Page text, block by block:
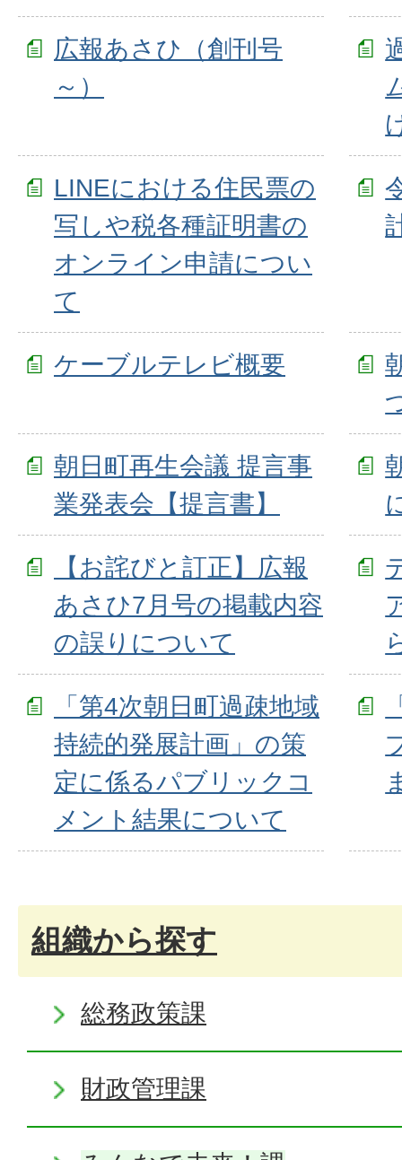
広報あさひ（創刊号
～）
LINEにおける住民票の
写しや税各種証明書の
オンライン申請につい
て
ケーブルテレビ概要
朝日町再生会議 提言事
業発表会【提言書】
【お詫びと訂正】広報
あさひ7月号の掲載内容
の誤りについて
「第4次朝日町過疎地域
持続的発展計画」の策
定に係るパブリックコ
メント結果について
組織から探す
総務政策課
財政管理課